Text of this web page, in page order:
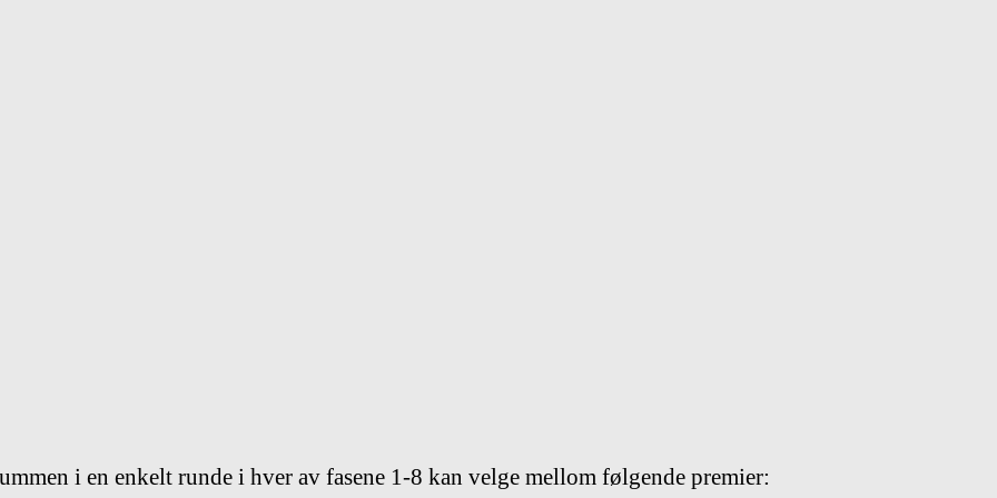
i en enkelt runde i hver av fasene 1-8 kan velge mellom følgende premier: